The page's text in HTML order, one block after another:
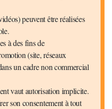
peuvent être réalisées
à des fins de
(site, réseaux
un cadre non commercial
vaut autorisation implicite.
son consentement à tout